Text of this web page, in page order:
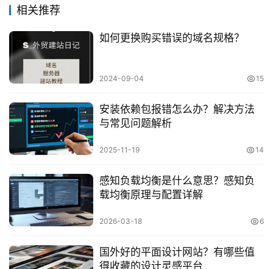
相关推荐
如何更换购买错误的域名规格？
2024-09-04 15
安装依赖包报错怎么办？解决方法
与常见问题解析
2025-11-19 14
感知负载均衡是什么意思？感知负
载均衡原理与配置详解
2026-03-18 6
国外好的平面设计网站？有哪些值
得收藏的设计灵感平台